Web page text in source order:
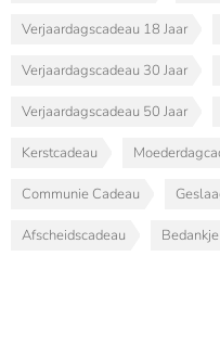
Verjaardagscadeau 18 Jaar
Verjaardagscadeau 30 Jaar
Verjaardagscadeau 50 Jaar
Kerstcadeau
Communie Cadeau
Afscheidscadeau